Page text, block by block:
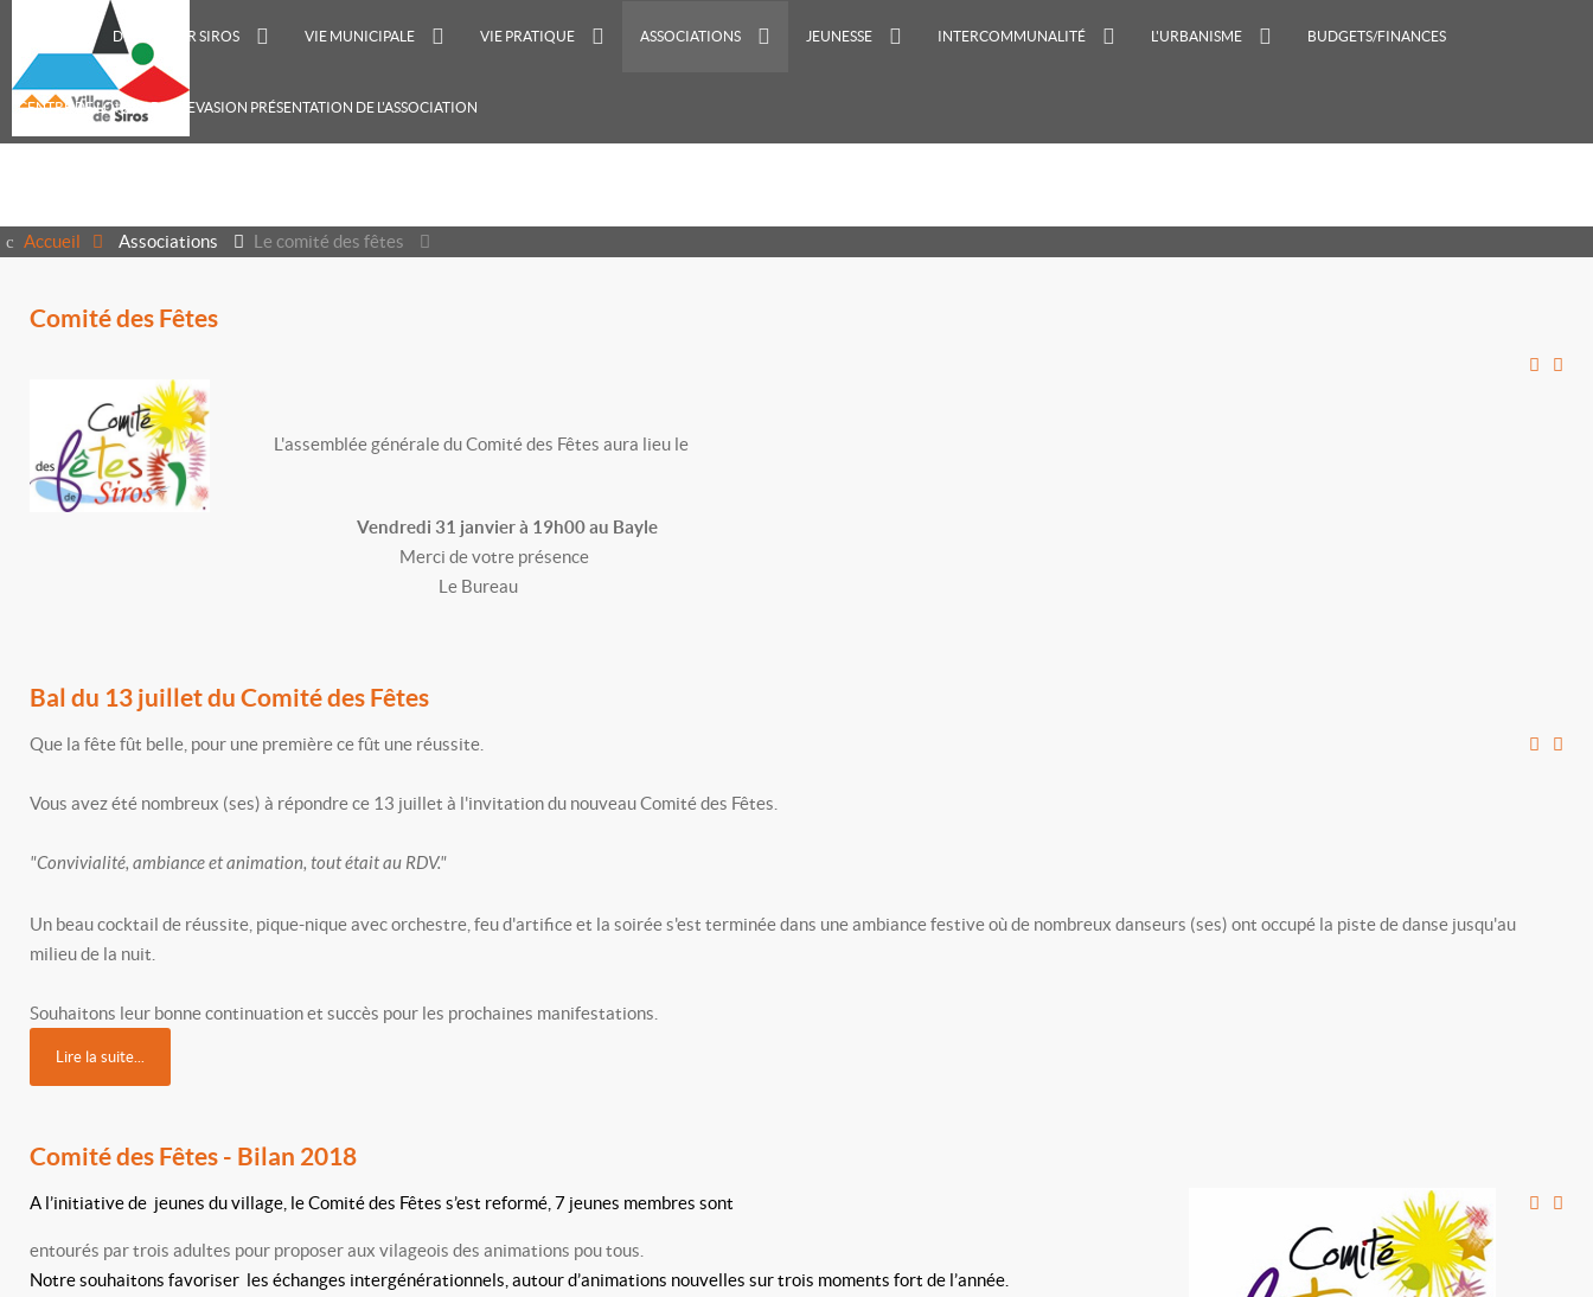
DÉCOUVRIR SIROS VIE MUNICIPALE VIE PRATIQUE ASSOCIATIONS JEUNESSE INTERCOMMUNALITÉ L'URBANISME BUDGETS/FINANCES
CENTRE DE LOISIRS RECREVASION PRÉSENTATION DE L'ASSOCIATION
Accueil Associations Le comité des fêtes
Comité des Fêtes
L'assemblée générale du Comité des Fêtes aura lieu le
Vendredi 31 janvier à 19h00 au Bayle
Merci de votre présence
Le Bureau
Bal du 13 juillet du Comité des Fêtes
Que la fête fût belle, pour une première ce fût une réussite.
Vous avez été nombreux (ses) à répondre ce 13 juillet à l'invitation du nouveau Comité des Fêtes.
"Convivialité, ambiance et animation, tout était au RDV."
Un beau cocktail de réussite, pique-nique avec orchestre, feu d'artifice et la soirée s'est terminée dans une ambiance festive où de nombreux danseurs (ses) ont occupé la piste de danse jusqu'au
milieu de la nuit.
Souhaitons leur bonne continuation et succès pour les prochaines manifestations.
Lire la suite...
Comité des Fêtes - Bilan 2018
A l’initiative de jeunes du village, le Comité des Fêtes s’est reformé, 7 jeunes membres sont
entourés par trois adultes pour proposer aux vilageois des animations pou tous.
Notre souhaitons favoriser les échanges intergénérationnels, autour d’animations nouvelles sur trois moments fort de l’année.